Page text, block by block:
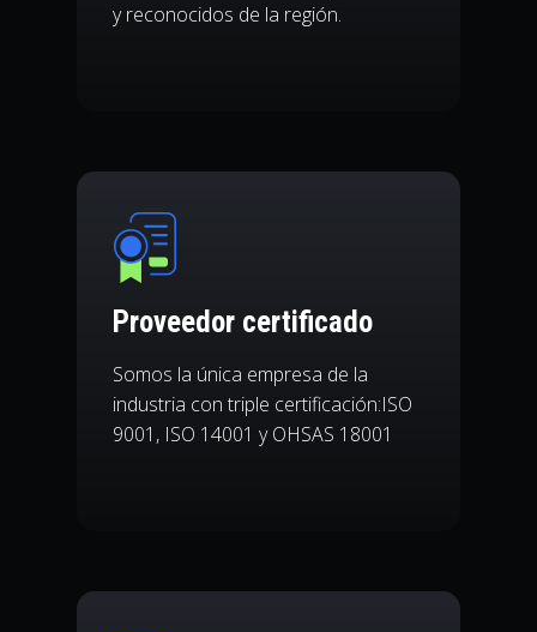
y reconocidos de la región.
Proveedor certificado
Somos la única empresa de la
industria con triple certificación:ISO
9001, ISO 14001 y OHSAS 18001